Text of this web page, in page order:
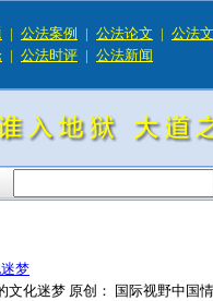
| 公法案例 | 公法论文 | 公法
| 公法时评 | 公法新闻
梦
化迷梦 原创： 国际视野中国